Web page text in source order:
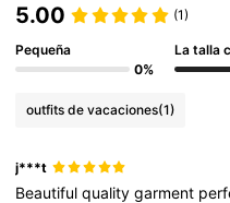
5.00 (1)
Pequeña
0%
La talla
outfits de vacaciones(1)
j***t
Beautifulqualitygarment